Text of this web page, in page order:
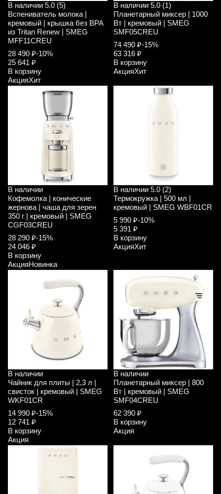
В наличии 5.0 (5)
Вспениватель молока |
кремовый | крышка без ВРА
из Tritan Renew | SMEG
MFF11CREU
28 490 ₽-10%
25 641 ₽
В корзину
АкцияХит
В наличии 5.0 (1)
Планетарный миксер | 1000
Вт | кремовый | SMEG
SMF05CREU
74 490 ₽-15%
63 316 ₽
В корзину
АкцияХит
В наличии
Кофемолка | конические
жернова | чаша для зерен
350 г | кремовый | SMEG
CGF03CREU
28 290 ₽-15%
24 046 ₽
В корзину
АкцияНовинка
В наличии 5.0 (2)
Термокружка | 500 мл |
кремовый | SMEG WBF01CR
5 990 ₽-10%
5 391 ₽
В корзину
АкцияХит
В наличии
Чайник для плиты | 2,3 л |
свисток | кремовый | SMEG
WKF01CR
14 990 ₽-15%
12 741 ₽
В корзину
Акция
В наличии
Планетарный миксер | 800
Вт | кремовый | SMEG
SMF04CREU
62 390 ₽
В корзину
Акция